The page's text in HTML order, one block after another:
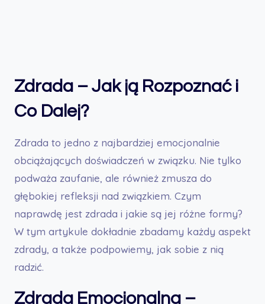
Zdrada – Jak ją Rozpoznać i
Co Dalej?
Zdrada to jedno z najbardziej emocjonalnie
obciążających doświadczeń w związku. Nie tylko
podważa zaufanie, ale również zmusza do
głębokiej refleksji nad związkiem. Czym
naprawdę jest zdrada i jakie są jej różne formy?
W tym artykule dokładnie zbadamy każdy aspekt
zdrady, a także podpowiemy, jak sobie z nią
radzić.
Zdrada Emocjonalna –